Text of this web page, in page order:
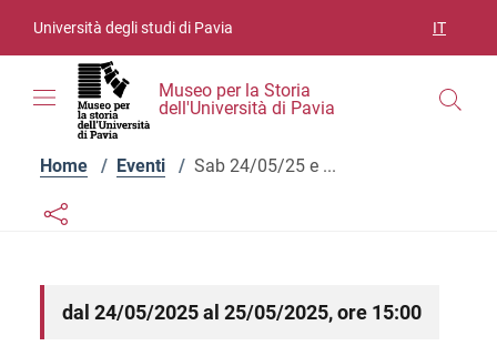
Università degli studi di Pavia IT
Museo per la Storia
dell'Università di Pavia
Home / Eventi / Sab 24/05/25 e ...
Links condivisione social
Bottone condivisione social
dal 24/05/2025 al 25/05/2025, ore 15:00